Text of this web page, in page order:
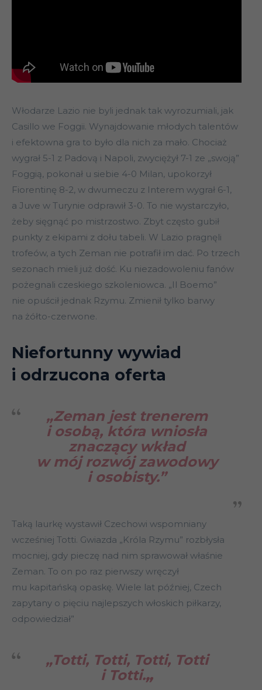
Włodarze Lazio nie byli jednak tak wyrozumiali, jak
Casillo we Foggii. Wynajdowanie młodych talentów
i efektowna gra to było dla nich za mało. Chociaż
wygrał 5-1 z Padovą i Napoli, zwyciężył 7-1 ze „swoją”
Foggią, pokonał u siebie 4-0 Milan, upokorzył
Fiorentinę 8-2, w dwumeczu z Interem wygrał 6-1,
a Juve w Turynie odprawił 3-0. To nie wystarczyło,
żeby sięgnąć po mistrzostwo. Zbyt często gubił
punkty z ekipami z dołu tabeli. W Lazio pragnęli
trofeów, a tych Zeman nie potrafił im dać. Po trzech
sezonach mieli już dość. Ku niezadowoleniu fanów
pożegnali czeskiego szkoleniowca. „Il Boemo”
nie opuścił jednak Rzymu. Zmienił tylko barwy
na żółto-czerwone.
Niefortunny wywiad
i odrzucona oferta
„Zeman jest trenerem
i osobą, która wniosła
znaczący wkład
w mój rozwój zawodowy
i osobisty.”
Taką laurkę wystawił Czechowi wspomniany
wcześniej Totti. Gwiazda „Króla Rzymu” rozbłysła
mocniej, gdy pieczę nad nim sprawował właśnie
Zeman. To on po raz pierwszy wręczył
mu kapitańską opaskę. Wiele lat później, Czech
zapytany o pięciu najlepszych włoskich piłkarzy,
odpowiedział”
„Totti, Totti, Totti, Totti
i Totti.„